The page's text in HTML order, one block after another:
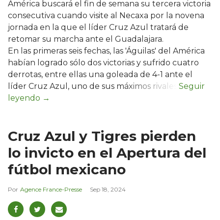
América buscará el fin de semana su tercera victoria
consecutiva cuando visite al Necaxa por la novena
jornada en la que el líder Cruz Azul tratará de
retomar su marcha ante el Guadalajara.
En las primeras seis fechas, las 'Águilas' del América
habían logrado sólo dos victorias y sufrido cuatro
derrotas, entre ellas una goleada de 4-1 ante el
líder Cruz Azul, uno de sus máximos rivales.
Cruz Azul y Tigres pierden
lo invicto en el Apertura del
fútbol mexicano
Agence France-Presse Sep 18, 2024